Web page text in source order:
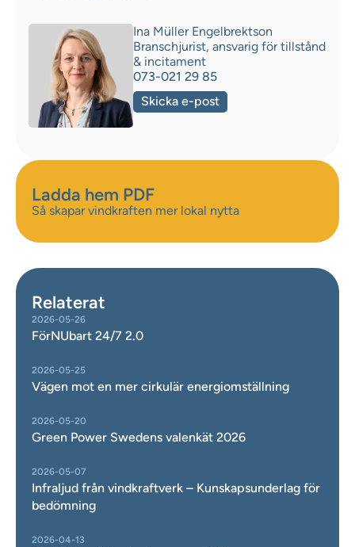
Ina Müller Engelbrektson
Branschjurist, ansvarig för tillstånd
& incitament
073-021 29 85
Skicka e-post
Ladda hem PDF
Så skapar vindkraften mer lokal nytta
Relaterat
2026-05-26
FörNUbart 24/7 2.0
2026-05-25
Vägen mot en mer cirkulär energiomställning
2026-05-20
Green Power Swedens valenkät 2026
2026-05-07
Infraljud från vindkraftverk – Kunskapsunderlag för
bedömning
2026-04-13